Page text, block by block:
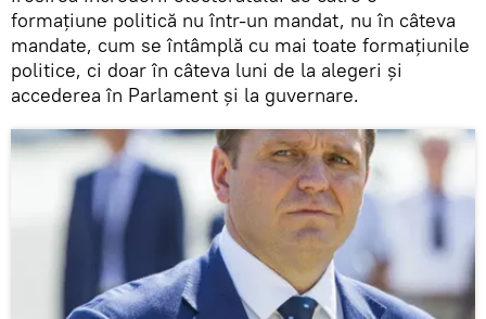
formațiune politică nu într-un mandat, nu în câteva
mandate, cum se întâmplă cu mai toate formațiunile
politice, ci doar în câteva luni de la alegeri și
accederea în Parlament și la guvernare.